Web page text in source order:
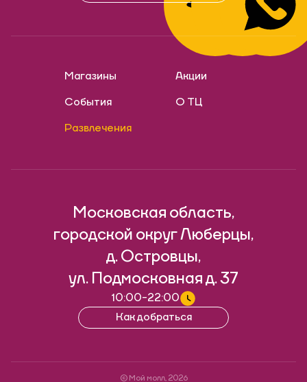
Магазины
События
Развлечения
Акции
О ТЦ
Московская область,
городской округ Люберцы,
д. Островцы,
ул. Подмосковная д. 37
10:00-22:00
Как добраться
© Мой молл, 2026